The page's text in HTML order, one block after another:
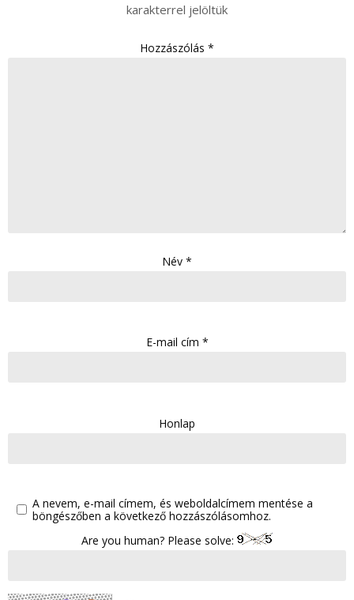
karakterrel jelöltük
Hozzászólás *
Név *
E-mail cím *
Honlap
A nevem, e-mail címem, és weboldalcímem mentése a
böngészőben a következő hozzászólásomhoz.
Are you human? Please solve: